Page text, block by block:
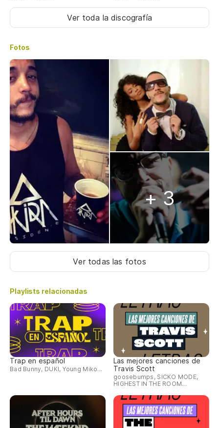
Ver toda la discografía
Fotos
+ 3
Ver todas las fotos
Playlists relacionadas
Trap en español
Bad Bunny, DUKI, Young Miko...
Las mejores canciones de
Travis Scott
goosebumps, SICKO MODE,
HIGHEST IN THE ROOM...